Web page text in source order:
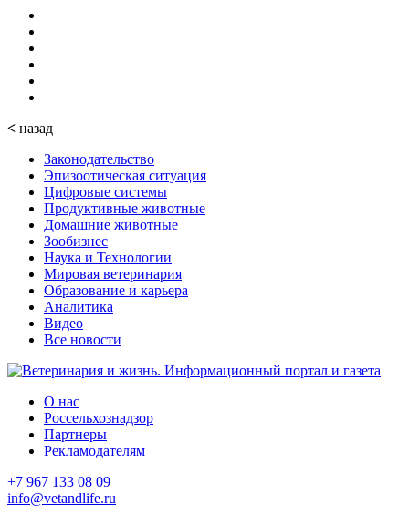
< назад
Законодательство
Эпизоотическая ситуация
Цифровые системы
Продуктивные животные
Домашние животные
Зообизнес
Наука и Технологии
Мировая ветеринария
Образование и карьера
Аналитика
Видео
Все новости
О нас
Россельхознадзор
Партнеры
Рекламодателям
+7 967 133 08 09
info@vetandlife.ru